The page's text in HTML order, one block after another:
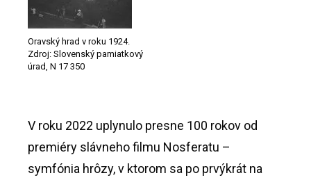
Oravský hrad v roku 1924.
Zdroj: Slovenský pamiatkový
úrad, N 17 350
V roku 2022 uplynulo presne 100 rokov od
premiéry slávneho filmu Nosferatu –
symfónia hrôzy, v ktorom sa po prvýkrát na